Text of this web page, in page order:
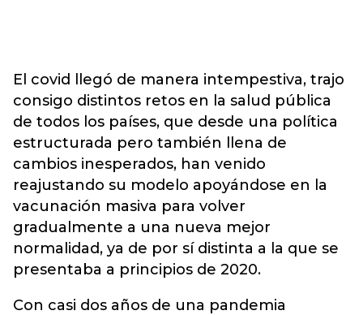
El covid llegó de manera intempestiva, trajo
consigo distintos retos en la salud pública
de todos los países, que desde una política
estructurada pero también llena de
cambios inesperados, han venido
reajustando su modelo apoyándose en la
vacunación masiva para volver
gradualmente a una nueva mejor
normalidad, ya de por sí distinta a la que se
presentaba a principios de 2020.
Con casi dos años de una pandemia